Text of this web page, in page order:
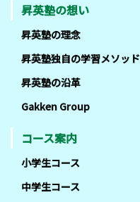
昇英塾の想い
昇英塾の理念
昇英塾独自の学習メソッド
昇英塾の沿革
Gakken Group
コース案内
小学生コース
中学生コース